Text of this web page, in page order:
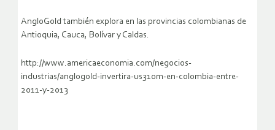
AngloGold también explora en las provincias colombianas de
Antioquia, Cauca, Bolívar y Caldas.
http://www.americaeconomia.com/negocios-
industrias/anglogold-invertira-us310m-en-colombia-entre-
2011-y-2013